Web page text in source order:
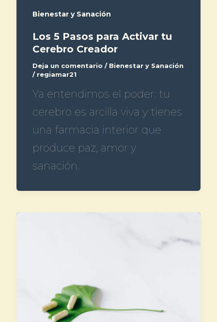
Bienestar y Sanación
Los 5 Pasos para Activar tu
Cerebro Creador
Deja un comentario / Bienestar y Sanación
/ regiamar21
Ya entendimos el poder: tu
cerebro es arcilla viva y tienes
una farmacia interior que
produce paz, amor y
sanación.